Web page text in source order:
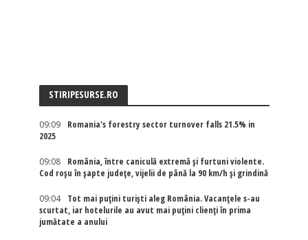
STIRIPESURSE.RO
09:09
Romania's forestry sector turnover falls 21.5% in
2025
09:08
România, între caniculă extremă și furtuni violente.
Cod roșu în șapte județe, vijelii de până la 90 km/h și grindină
09:04
Tot mai puțini turiști aleg România. Vacanțele s-au
scurtat, iar hotelurile au avut mai puțini clienți în prima
jumătate a anului